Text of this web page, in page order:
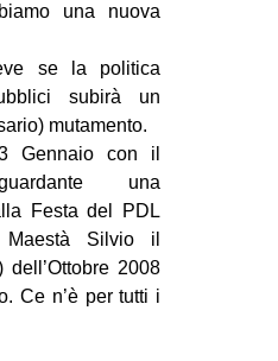
una nuova
se la politica
subirà un
mutamento.
Gennaio con il
una
Festa del PDL
Maestà Silvio il
dell’Ottobre 2008
Ce n’è per tutti i